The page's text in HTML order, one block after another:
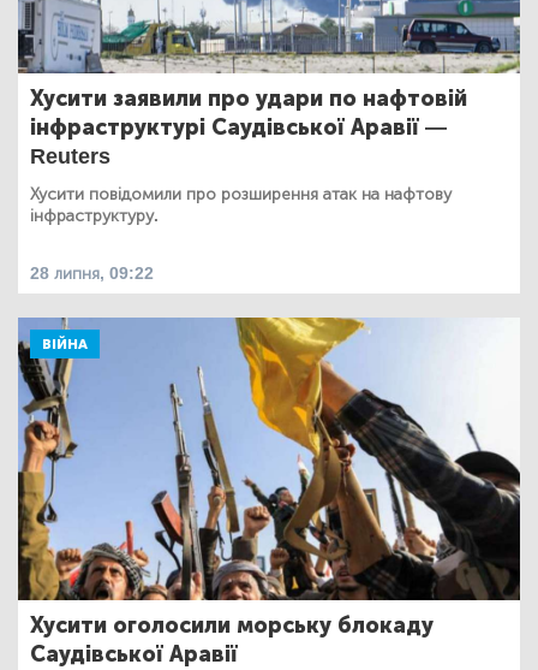
Хусити заявили про удари по нафтовій
інфраструктурі Саудівської Аравії —
Reuters
Хусити повідомили про розширення атак на нафтову
інфраструктуру.
28 липня, 09:22
ВІЙНА
Хусити оголосили морську блокаду
Саудівської Аравії